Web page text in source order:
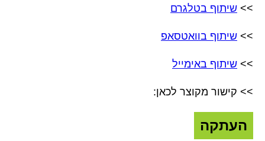
>> שיתוף בטלגרם
>> שיתוף בוואטסאפ
>> שיתוף באימייל
>> קישור מקוצר לכאן:
העתקה